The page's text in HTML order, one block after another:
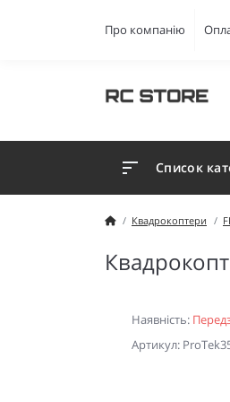
Про компанію
Список
Квадрокоптери
Наявність:
Артикул: